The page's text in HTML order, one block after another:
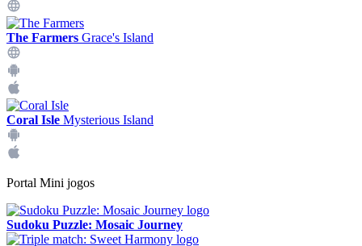
The Farmers Grace's Island
Coral Isle Mysterious Island
Portal Mini jogos
Sudoku Puzzle: Mosaic Journey